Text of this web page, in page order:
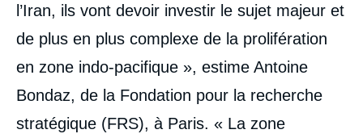
l’Iran, ils vont devoir investir le sujet majeur et
de plus en plus complexe de la prolifération
en zone indo-pacifique », estime Antoine
Bondaz, de la Fondation pour la recherche
stratégique (FRS), à Paris. « La zone